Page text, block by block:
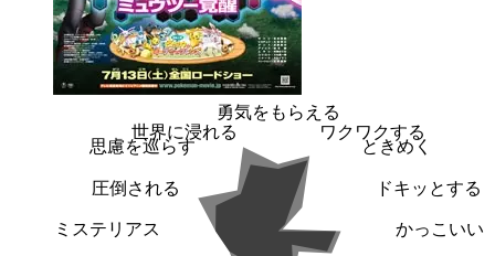
勇気をもらえる
ワクワクする
ときめく
ドキッとする
かっこいい
ミステリアス
圧倒される
思慮を巡らす
世界に浸れる